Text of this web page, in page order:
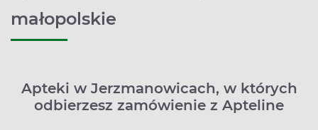
małopolskie
Apteki w Jerzmanowicach, w których
odbierzesz zamówienie z Apteline